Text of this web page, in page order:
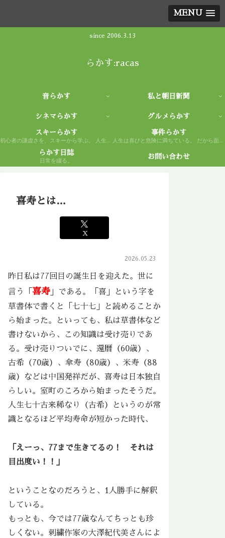
MENU
since 2006.3.13
らかす:racas
音らかす 私と朝日新聞
シネマらかす グルメらかす
スキーらかす
初心者の謙虚さを、スキーから学ぶ。 人生もまた然り。
事件らかす
人生は喜びと危険に満ちている。 だから面白い。
らかす日誌
日常を綴る。
お問い合わせ
喜寿とは…
X
2026.05.23
昨日私は77回目の誕生日を迎えた。世に
言う「 喜寿 」である。「喜」という字を
草書体で書くと「七十七」と読めることか
ら始まった。といっても、私は草書体など
書けないから、この知識は受け売りであ
る。受け売りついでに、還暦（60歳）、
古希（70歳）、傘寿（80歳）、米寿（88
歳）などは中国発祥だが、喜寿は日本独自
らしい。室町のころから始まったそうだ。
人生七十古来稀なり（古希）というのが常
識となるほど平均寿命が短かった時代、
「えーっ、77まで生きてるの！ それは
目出度い！！」
ということなのだろうと、1人勝手に解釈
している。
もっとも、今では77歳なんてちっとも珍
しくない。刺繍作家の大澤紀代美さんによ